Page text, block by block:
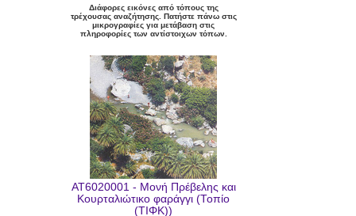
Διάφορες εικόνες από τόπους της
τρέχουσας αναζήτησης. Πατήστε πάνω στις
μικρογραφίες για μετάβαση στις
πληροφορίες των αντίστοιχων τόπων.
AT6020001 - Μονή Πρέβελης και
Κουρταλιώτικο φαράγγι (Τοπίο
(ΤΙΦΚ))